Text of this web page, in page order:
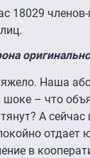
18029
Наша
шоке – что
А
отдает
в